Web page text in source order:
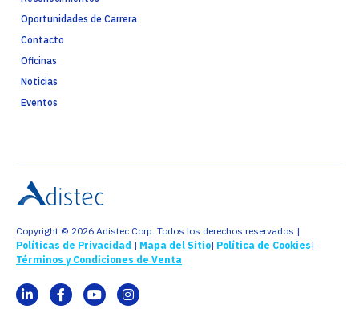
Oportunidades de Carrera
Contacto
Oficinas
Noticias
Eventos
Copyright © 2026 Adistec Corp. Todos los derechos reservados |
Políticas de Privacidad | Mapa del Sitio| Política de Cookies|
Términos y Condiciones de Venta